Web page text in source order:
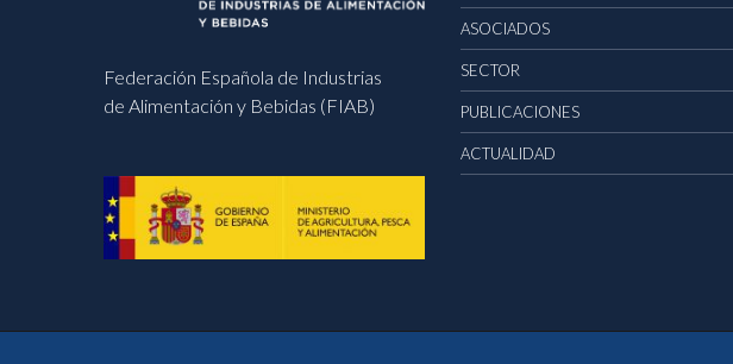
Federación Española de Industrias
de Alimentación y Bebidas (FIAB)
ASOCIADOS
SECTOR
PUBLICACIONES
ACTUALIDAD